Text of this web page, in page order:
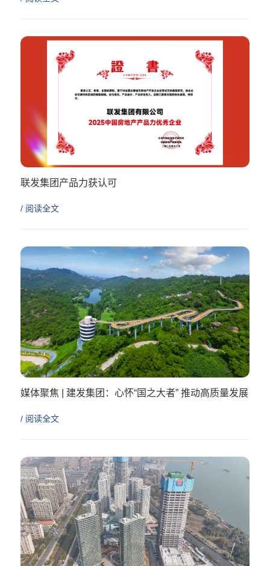
联发集团产品力获认可
/ 阅读全文
媒体聚焦 | 建发集团：心怀“国之大者” 推动高质量发展
/ 阅读全文